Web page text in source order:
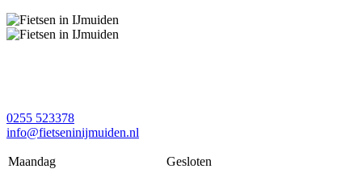
0255 523378
info@fietseninijmuiden.nl
Maandag
Gesloten